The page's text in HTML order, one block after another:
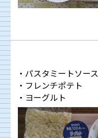
・パスタミートソース
・フレンチポテト
・ヨーグルト